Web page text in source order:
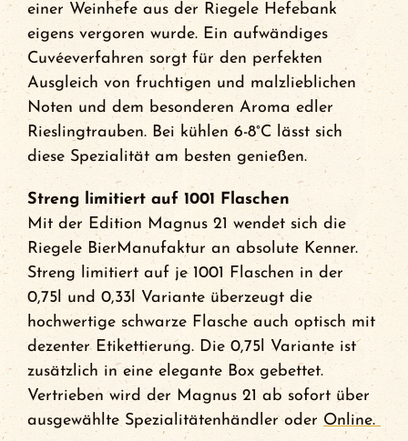
einer Weinhefe aus der Riegele Hefebank
eigens vergoren wurde. Ein aufwändiges
Cuvéeverfahren sorgt für den perfekten
Ausgleich von fruchtigen und malzlieblichen
Noten und dem besonderen Aroma edler
Rieslingtrauben. Bei kühlen 6-8°C lässt sich
diese Spezialität am besten genießen.
Streng limitiert auf 1001 Flaschen
Mit der Edition Magnus 21 wendet sich die
Riegele BierManufaktur an absolute Kenner.
Streng limitiert auf je 1001 Flaschen in der
0,75l und 0,33l Variante überzeugt die
hochwertige schwarze Flasche auch optisch mit
dezenter Etikettierung. Die 0,75l Variante ist
zusätzlich in eine elegante Box gebettet.
Vertrieben wird der Magnus 21 ab sofort über
ausgewählte Spezialitätenhändler oder Online.